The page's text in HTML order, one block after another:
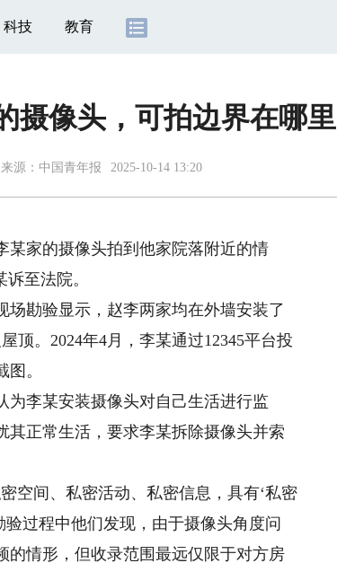
科技 教育
摄像头，可拍边界在哪里
来源： 中国青年报 2025-10-14 13:20
家的摄像头拍到他家院落附近的情
至法院。
勘验显示，赵李两家均在外墙安装了
顶。2024年4月，李某通过12345平台投
。
李某安装摄像头对自己生活进行监
正常生活，要求李某拆除摄像头并索
间、私密活动、私密信息，具有‘私密
过程中他们发现，由于摄像头角度问
的情形，但收录范围最远仅限于对方房